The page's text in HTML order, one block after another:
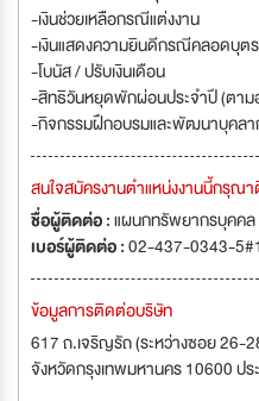
-เงินช่วยเหลือกรณีแต่งงาน
-เงินแสดงความยินดีกรณีคลอดบุตร
-โบนัส / ปรับเงินเดือน
-สิทธิวันหยุดพักผ่อนประจำปี (ตาม
-กิจกรรมฝึกอบรมและพัฒนาบุคล
สนใจสมัครงานตำแหน่งงานนี้กรุณ
ชื่อผู้ติดต่อ :แผนกทรัพยากรบุคคล
เบอร์ผู้ติดต่อ :02-437-0343-
ข้อมูลการติดต่อบริษัท
617 ถ.เจริญรัถ (ระหว่างซอย 26-
จังหวัดกรุงเทพมหานคร 10600 ปร